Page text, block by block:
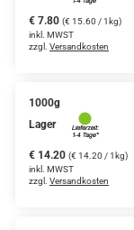
€ 7.80 (€ 15.60 / 1kg)
inkl. MWST
zzgl. Versandkosten
1000g
Lager
€ 14.20 (€ 14.20 / 1kg)
inkl. MWST
zzgl. Versandkosten